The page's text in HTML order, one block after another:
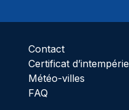
Contact
Certificat d’intempérie
Météo-villes
FAQ